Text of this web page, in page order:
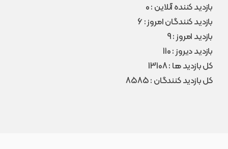
بازدید کننده آنلاین : 0
بازدید کنندگان امروز : 6
بازدید امروز : 9
بازدید دیروز : 110
کل بازدید ها : 13108
کل بازدید کنندگان : 8585